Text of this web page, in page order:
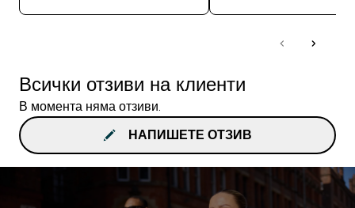
Всички отзиви на клиенти
В момента няма отзиви.
НАПИШЕТЕ ОТЗИВ